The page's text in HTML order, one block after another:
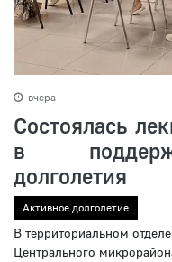
вчера
Состоялась
в
долголетия
Активное долголетие
В территориальном
Центрального